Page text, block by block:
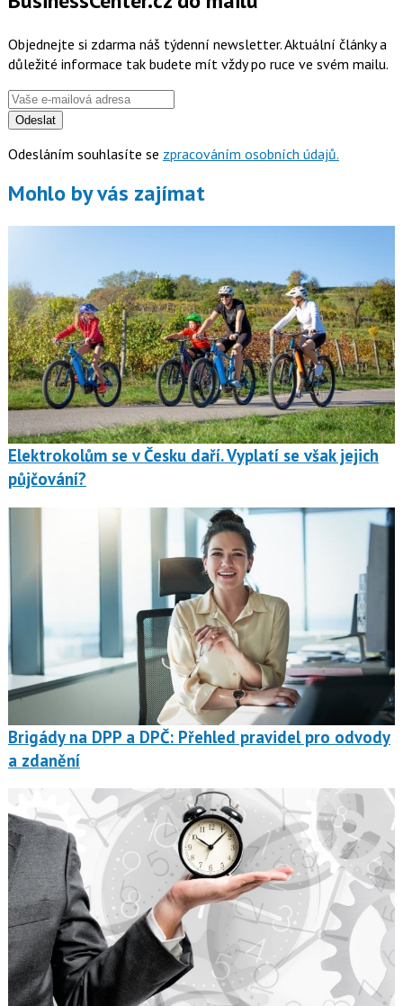
Objednejte si zdarma náš týdenní newsletter. Aktuální články a
důležité informace tak budete mít vždy po ruce ve svém mailu.
Odeslat
Odesláním souhlasíte se zpracováním osobních údajů.
Mohlo by vás zajímat
Elektrokolům se v Česku daří. Vyplatí se však jejich
půjčování?
Brigády na DPP a DPČ: Přehled pravidel pro odvody
a zdanění